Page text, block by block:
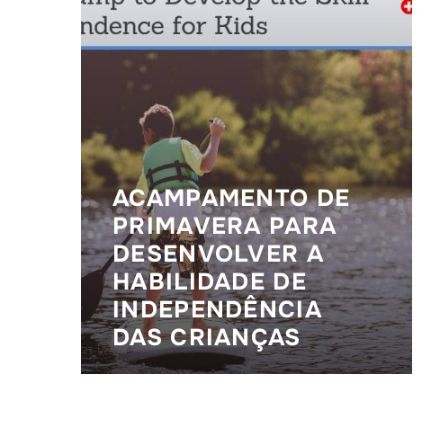
ACAMPAMENTO DE
PRIMAVERA PARA
DESENVOLVER A
HABILIDADE DE
INDEPENDÊNCIA
DAS CRIANÇAS